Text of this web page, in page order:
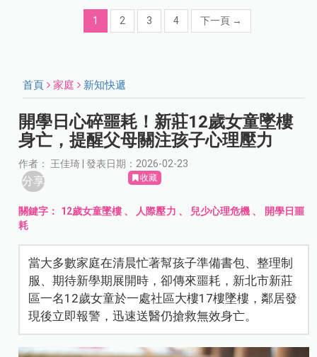
1 2 3 4 下一頁 →
首頁 家庭 新知快遞
開學日心碎噩耗！新莊12歲女童墜樓
身亡，提醒父母關注孩子心理壓力
作者： 王佳琦 | 發表日期：2026-02-23
分享 收藏
關鍵字： 12歲女童墜樓 、 人際壓力 、 兒少心理危機 、
開學日噩
耗
當大多數家庭在清晨忙著幫孩子準備書包、整理制
服、期待新學期展開時，卻傳來噩耗，新北市新莊
區一名12歲女童於一處社區大樓17樓墜樓，鄰居發
現後立即報警，迅速送醫仍搶救無效身亡。